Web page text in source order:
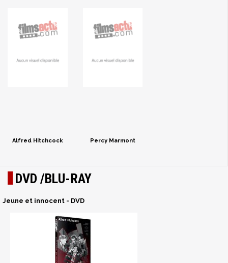
Alfred Hitchcock Percy Marmont
DVD /BLU-RAY
Jeune et innocent - DVD